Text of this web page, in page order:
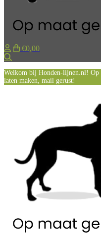
€0,00
Welkom bij Honden-lijnen.nl! Op
laten maken, mail gerust!